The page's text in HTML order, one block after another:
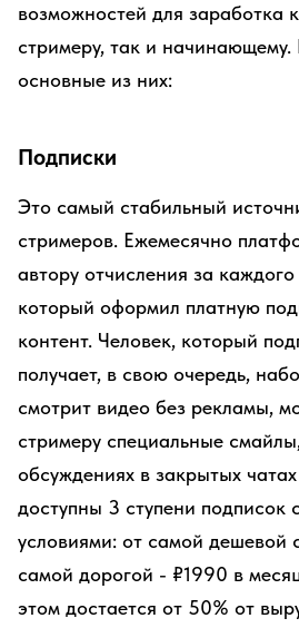
возможностей для заработка
стримеру, так и начинающему.
основные из них:
Подписки
Это самый стабильный
стримеров. Ежемесячно
автору отчисления за каждого
который оформил платную
контент. Человек, который
получает, в свою очередь,
смотрит видео без рекламы,
стримеру специальные
обсуждениях в закрытых
доступны 3 ступени подписок
условиями: от самой дешевой
самой дорогой - ₽1990 в
этом достается от 50% от